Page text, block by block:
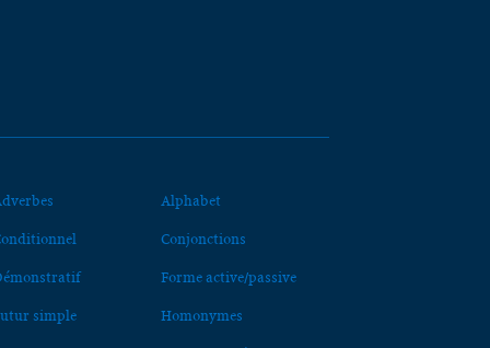
Alphabet
Conjonctions
Forme active/passive
simple Homonymes